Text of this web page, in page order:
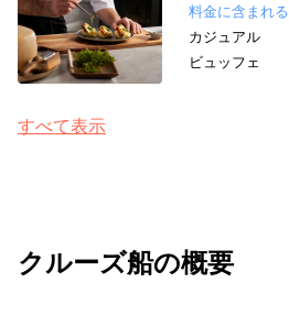
料金に含まれる
カジュアル
ビュッフェ
すべて表示
クルーズ船の概要